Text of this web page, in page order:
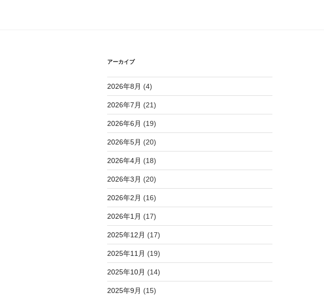
シ
ョ
ン
アーカイブ
2026年8月 (4)
2026年7月 (21)
2026年6月 (19)
2026年5月 (20)
2026年4月 (18)
2026年3月 (20)
2026年2月 (16)
2026年1月 (17)
2025年12月 (17)
2025年11月 (19)
2025年10月 (14)
2025年9月 (15)